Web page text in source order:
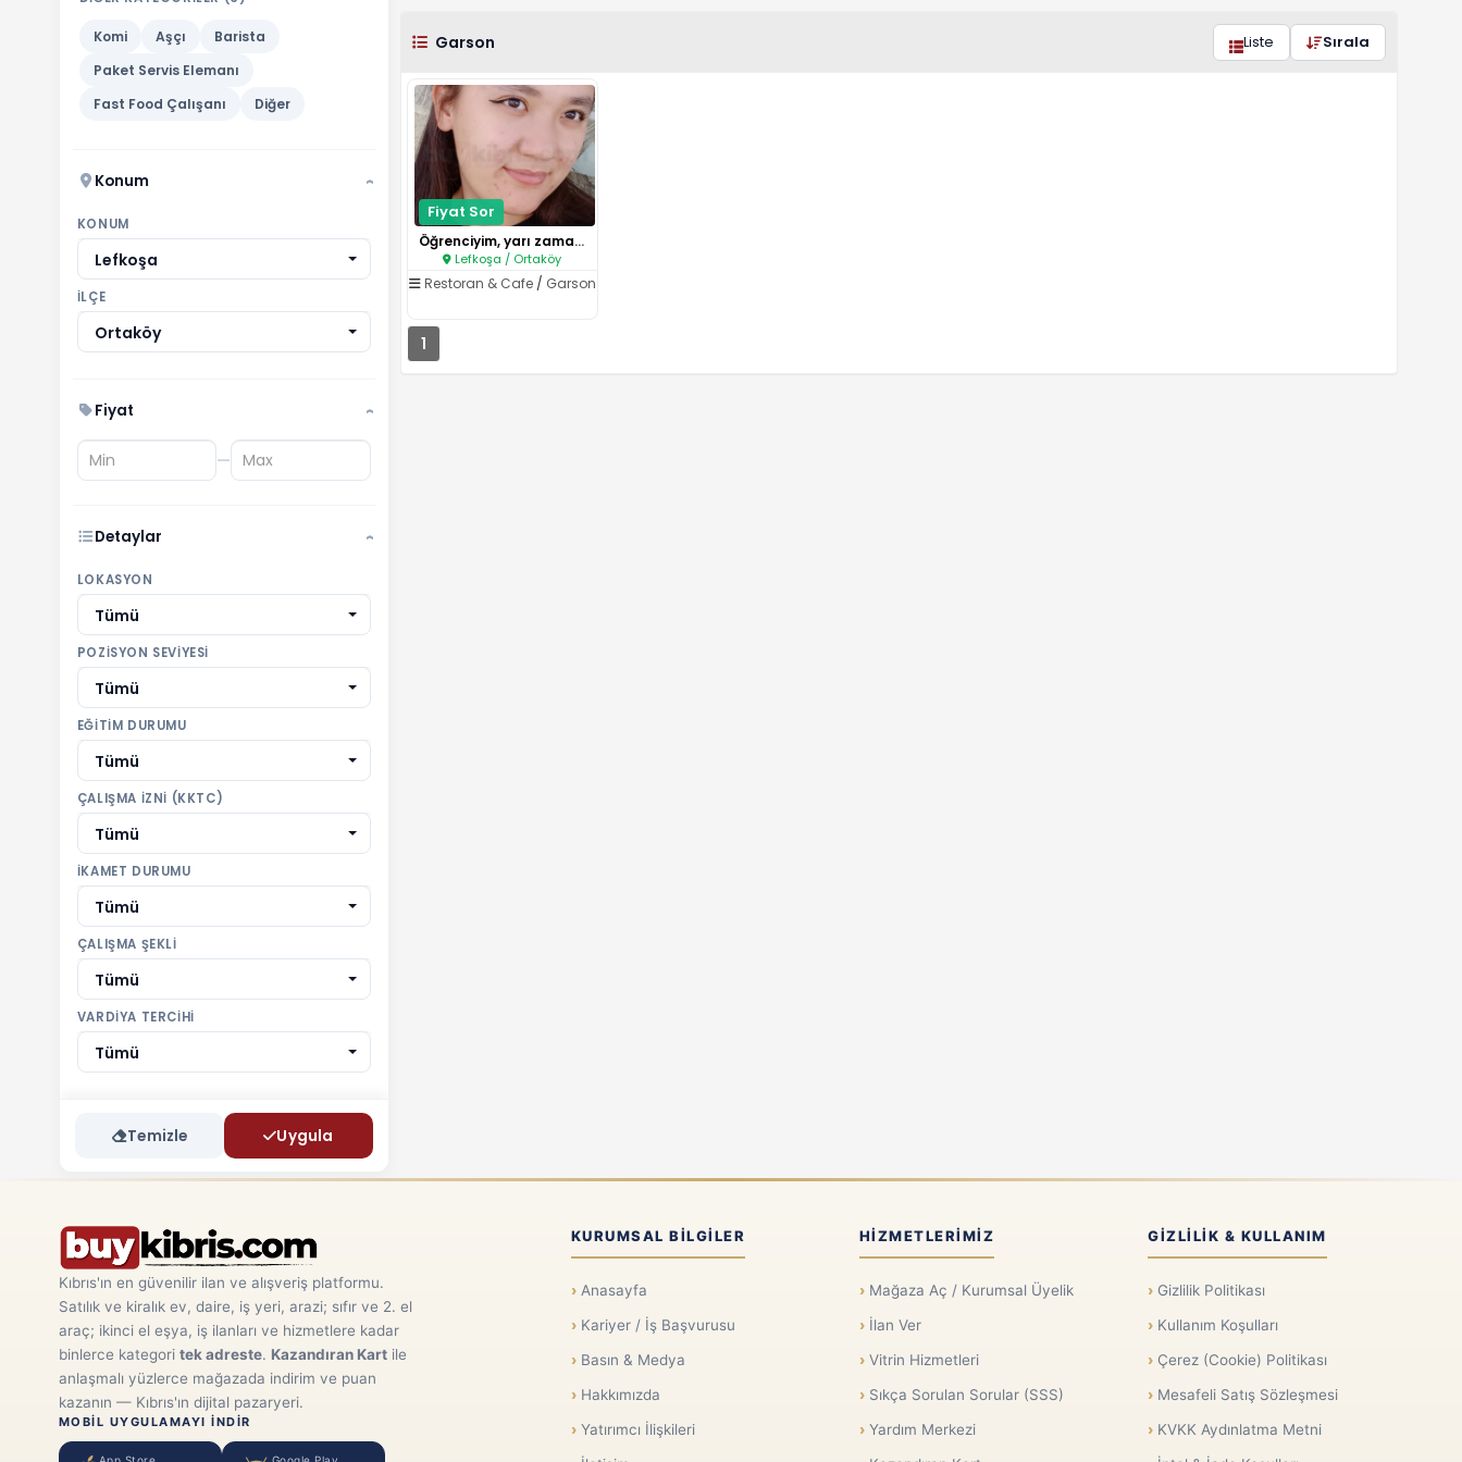
Komi Aşçı
Barista
Paket Servis Elemanı
Fast Food Çalışanı
Diğer
Konum ›
KONUM
Lefkoşa
İLÇE
Ortaköy
Fiyat ›
—
Detaylar ›
LOKASYON
Tümü
POZISYON SEVIYESI
Tümü
EĞITIM DURUMU
Tümü
ÇALIŞMA İZNI (KKTC)
Tümü
İKAMET DURUMU
Tümü
ÇALIŞMA ŞEKLI
Tümü
VARDIYA TERCIHI
Tümü
Temizle Uygula
Garson Liste Sırala
Fiyat Sor
Öğrenciyim, yarı zamanlı iş ar..
Lefkoşa / Ortaköy
Restoran & Cafe/ Garson
1
Kıbrıs'ın en güvenilir ilan ve alışveriş platformu.
Satılık ve kiralık ev, daire, iş yeri, arazi; sıfır ve 2. el
araç; ikinci el eşya, iş ilanları ve hizmetlere kadar
binlerce kategori tek adreste. Kazandıran Kartile
anlaşmalı yüzlerce mağazada indirim ve puan
kazanın — Kıbrıs'ın dijital pazaryeri.
MOBIL UYGULAMAYI INDIR
KURUMSAL BILGILER
Anasayfa
Kariyer / İş Başvurusu
Basın & Medya
Hakkımızda
Yatırımcı İlişkileri
HIZMETLERIMIZ
Mağaza Aç / Kurumsal Üyelik
İlan Ver
Vitrin Hizmetleri
Sıkça Sorulan Sorular (SSS)
Yardım Merkezi
GIZLILIK & KULLANIM
Gizlilik Politikası
Kullanım Koşulları
Çerez (Cookie) Politikası
Mesafeli Satış Sözleşmesi
KVKK Aydınlatma Metni